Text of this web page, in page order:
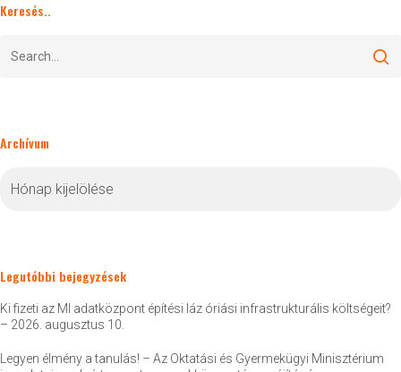
Keresés..
Archívum
Legutóbbi bejegyzések
Ki fizeti az MI adatközpont építési láz óriási infrastrukturális költségeit?
– 2026. augusztus 10.
Legyen élmény a tanulás! – Az Oktatási és Gyermekügyi Minisztérium